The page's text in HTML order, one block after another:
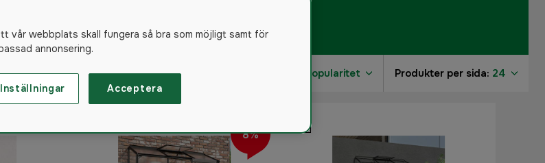
21produkter Popularitet Produkter per sida: 24
8%
vår webbplats skall fungera så bra som möjligt samt för
annonsering.
Inställningar Acceptera